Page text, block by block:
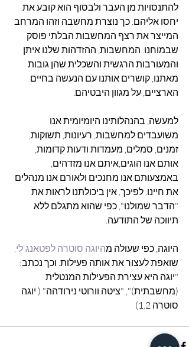
להתנסויות מן העבר ולבסוף הוא קובע את
יחסו אליהם. כך נוצרת מחשבה וזהו המרחב
המייצר את רצף המחשבות הבלתי פוסק
שבמוחנו. המחשבות, ההזדהות שלנו איתן
והמעורבות הרגשית והשכלית שהן גובות
מאתנו, קושרים אותנו עם הנעשה בחיים
הארציים, על מגוון היבטיהם.
למעשה, בהנהלותינו היומיומית אנו
משועבדים למחשבות, רעיונות, תשוקות,
זמנים, סמלים, מעמדות ודעות קדומות,
אותם אנו הוגים,איתם אנו מזדהים,
באמצעותם אנו מחנכים ולאורם אנו מנהלים
את חיינו. לפיכך, אין ביכולתנו לראות את
"הדבר שמולנו", כפי שהוא מתגלם ללא
תיווכה של התודעה.
היוגה, כפי שעולה מהיוגה סוטרה לפטאנג'לי,
שואפת לעצור את אותה פעילות. וכך נכתב:
"יוגה היא עצירת הפעילות המנטלית
(מחשבתית)", "ציטה וורוטי נירודהה" ( יוגה
סוטרה 1.2)